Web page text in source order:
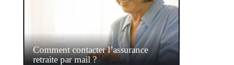
Comment contacter l’assurance
retraite par mail ?